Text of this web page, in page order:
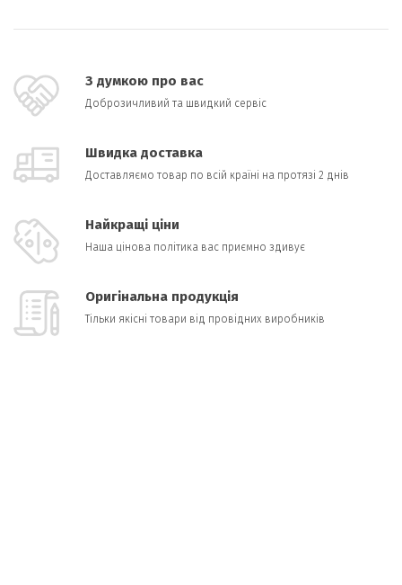
З думкою про вас
Доброзичливий та швидкий сервіс
Швидка доставка
Доставляємо товар по всій країні на протязі 2 днів
Найкращі ціни
Наша цінова політика вас приємно здивує
Оригінальна продукція
Тільки якісні товари від провідних виробників